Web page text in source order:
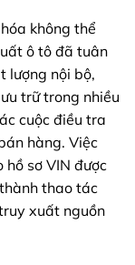
không thể
ô tô đã tuân
lượng nội bộ,
trữ trong nhiều
cuộc điều tra
hàng. Việc
sơ VIN được
thao tác
xuất nguồn